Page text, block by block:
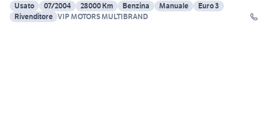
Usato
07/2004 28000 Km Benzina Manuale
Euro 3
Rivenditore VIP MOTORS MULTIBRAND